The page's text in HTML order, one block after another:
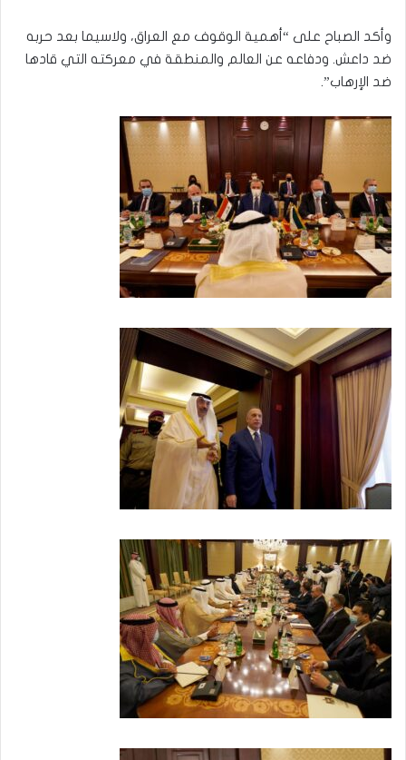
وأكد الصباح على “أهمية الوقوف مع العراق، ولاسيما بعد حربه
ضد داعش. ودفاعه عن العالم والمنطقة في معركته التي قادها
ضد الإرهاب”.